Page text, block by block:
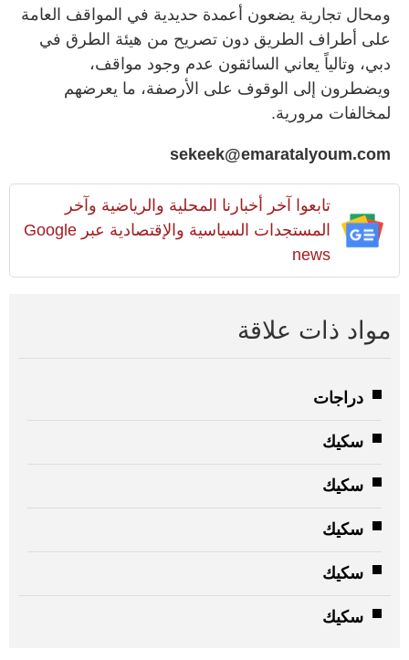
ومحال تجارية يضعون أعمدة حديدية في المواقف العامة
على أطراف الطريق دون تصريح من هيئة الطرق في
دبي، وتالياً يعاني السائقون عدم وجود مواقف،
ويضطرون إلى الوقوف على الأرصفة، ما يعرضهم
لمخالفات مرورية.
sekeek@emaratalyoum.com
تابعوا آخر أخبارنا المحلية والرياضية وآخر
المستجدات السياسية والإقتصادية عبر Google
news
مواد ذات علاقة
دراجات
سكيك
سكيك
سكيك
سكيك
سكيك